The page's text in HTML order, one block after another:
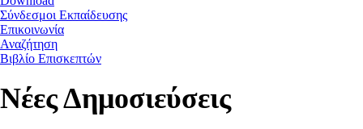
Σύνδεσμοι Εκπαίδευσης
Επικοινωνία
Αναζήτηση
Βιβλίο Επισκεπτών
Νέες Δημοσιεύσεις